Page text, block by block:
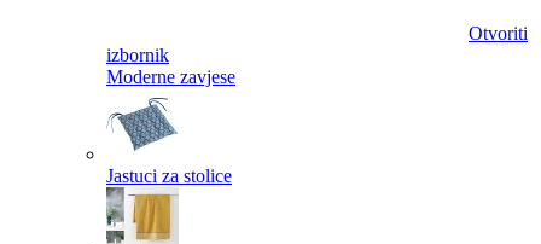
Otvoriti
izbornik
Moderne zavjese
Jastuci za stolice